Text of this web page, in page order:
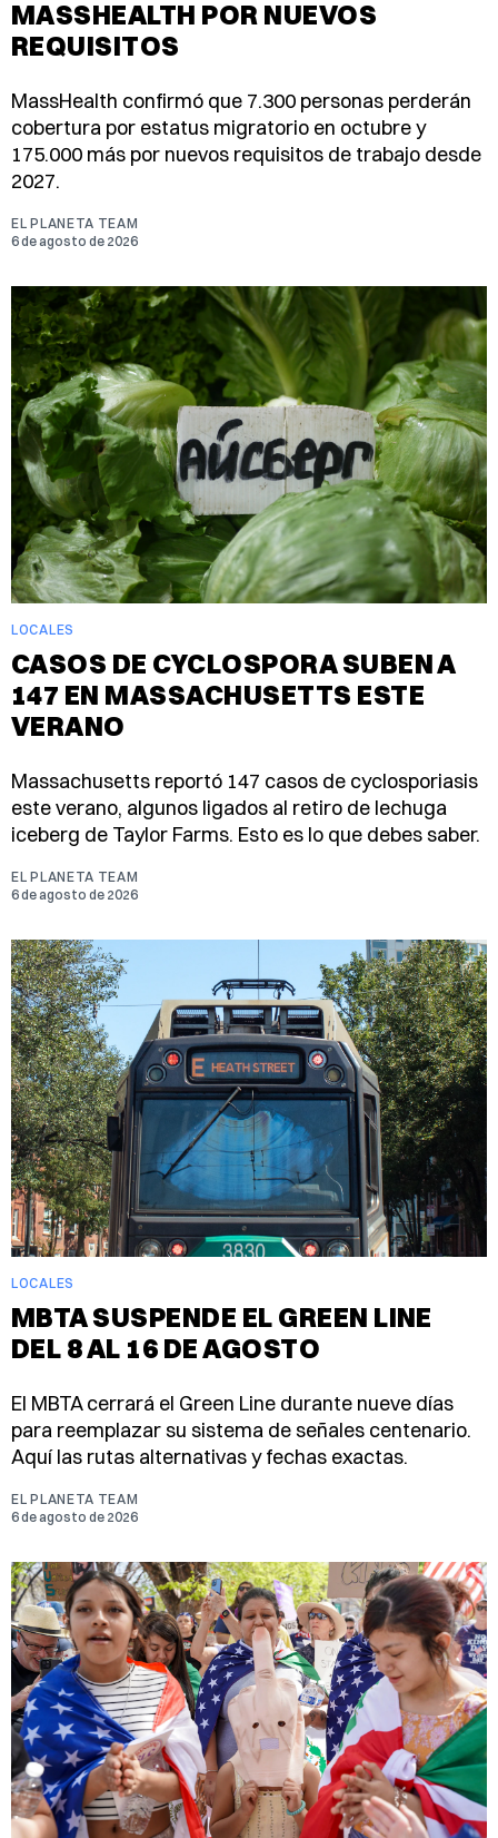
MASSHEALTH POR NUEVOS
REQUISITOS
MassHealth confirmó que 7.300 personas perderán
cobertura por estatus migratorio en octubre y
175.000 más por nuevos requisitos de trabajo desde
2027.
EL PLANETA TEAM
6 de agosto de 2026
LOCALES
CASOS DE CYCLOSPORA SUBEN A
147 EN MASSACHUSETTS ESTE
VERANO
Massachusetts reportó 147 casos de cyclosporiasis
este verano, algunos ligados al retiro de lechuga
iceberg de Taylor Farms. Esto es lo que debes saber.
EL PLANETA TEAM
6 de agosto de 2026
LOCALES
MBTA SUSPENDE EL GREEN LINE
DEL 8 AL 16 DE AGOSTO
El MBTA cerrará el Green Line durante nueve días
para reemplazar su sistema de señales centenario.
Aquí las rutas alternativas y fechas exactas.
EL PLANETA TEAM
6 de agosto de 2026